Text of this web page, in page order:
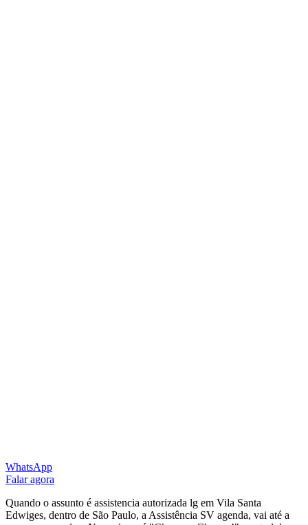
WhatsApp
Falar agora
Quando o assunto é assistencia autorizada lg em Vila Santa
Edwiges, dentro de São Paulo, a Assistência SV agenda, vai até a